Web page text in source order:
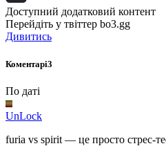
Доступний додатковий контент
Перейдіть у твіттер bo3.gg
Дивитись
Коментарі3
По даті
UnLock
furia vs spirit — це просто стрес-